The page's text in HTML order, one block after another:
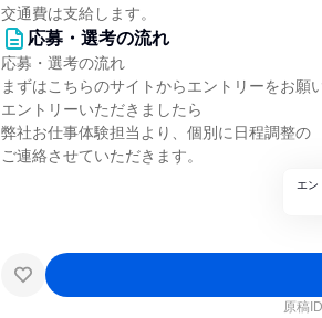
交通費は支給します。
応募・選考の流れ
応募・選考の流れ
まずはこちらのサイトからエントリーをお願
エントリーいただきましたら
弊社お仕事体験担当より、個別に日程調整の
ご連絡させていただきます。
エン
原稿ID